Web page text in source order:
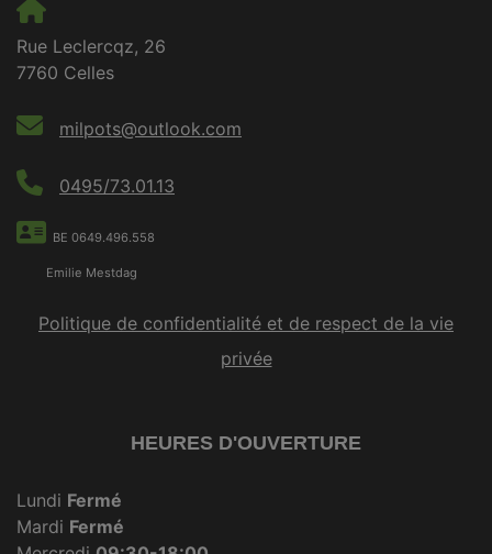
Rue Leclercqz, 26
7760 Celles
milpots@outlook.com
0495/73.01.13
BE 0649.496.558
Emilie Mestdag
Politique de confidentialité et de respect de la vie
privée
HEURES D'OUVERTURE
Lundi Fermé
Mardi Fermé